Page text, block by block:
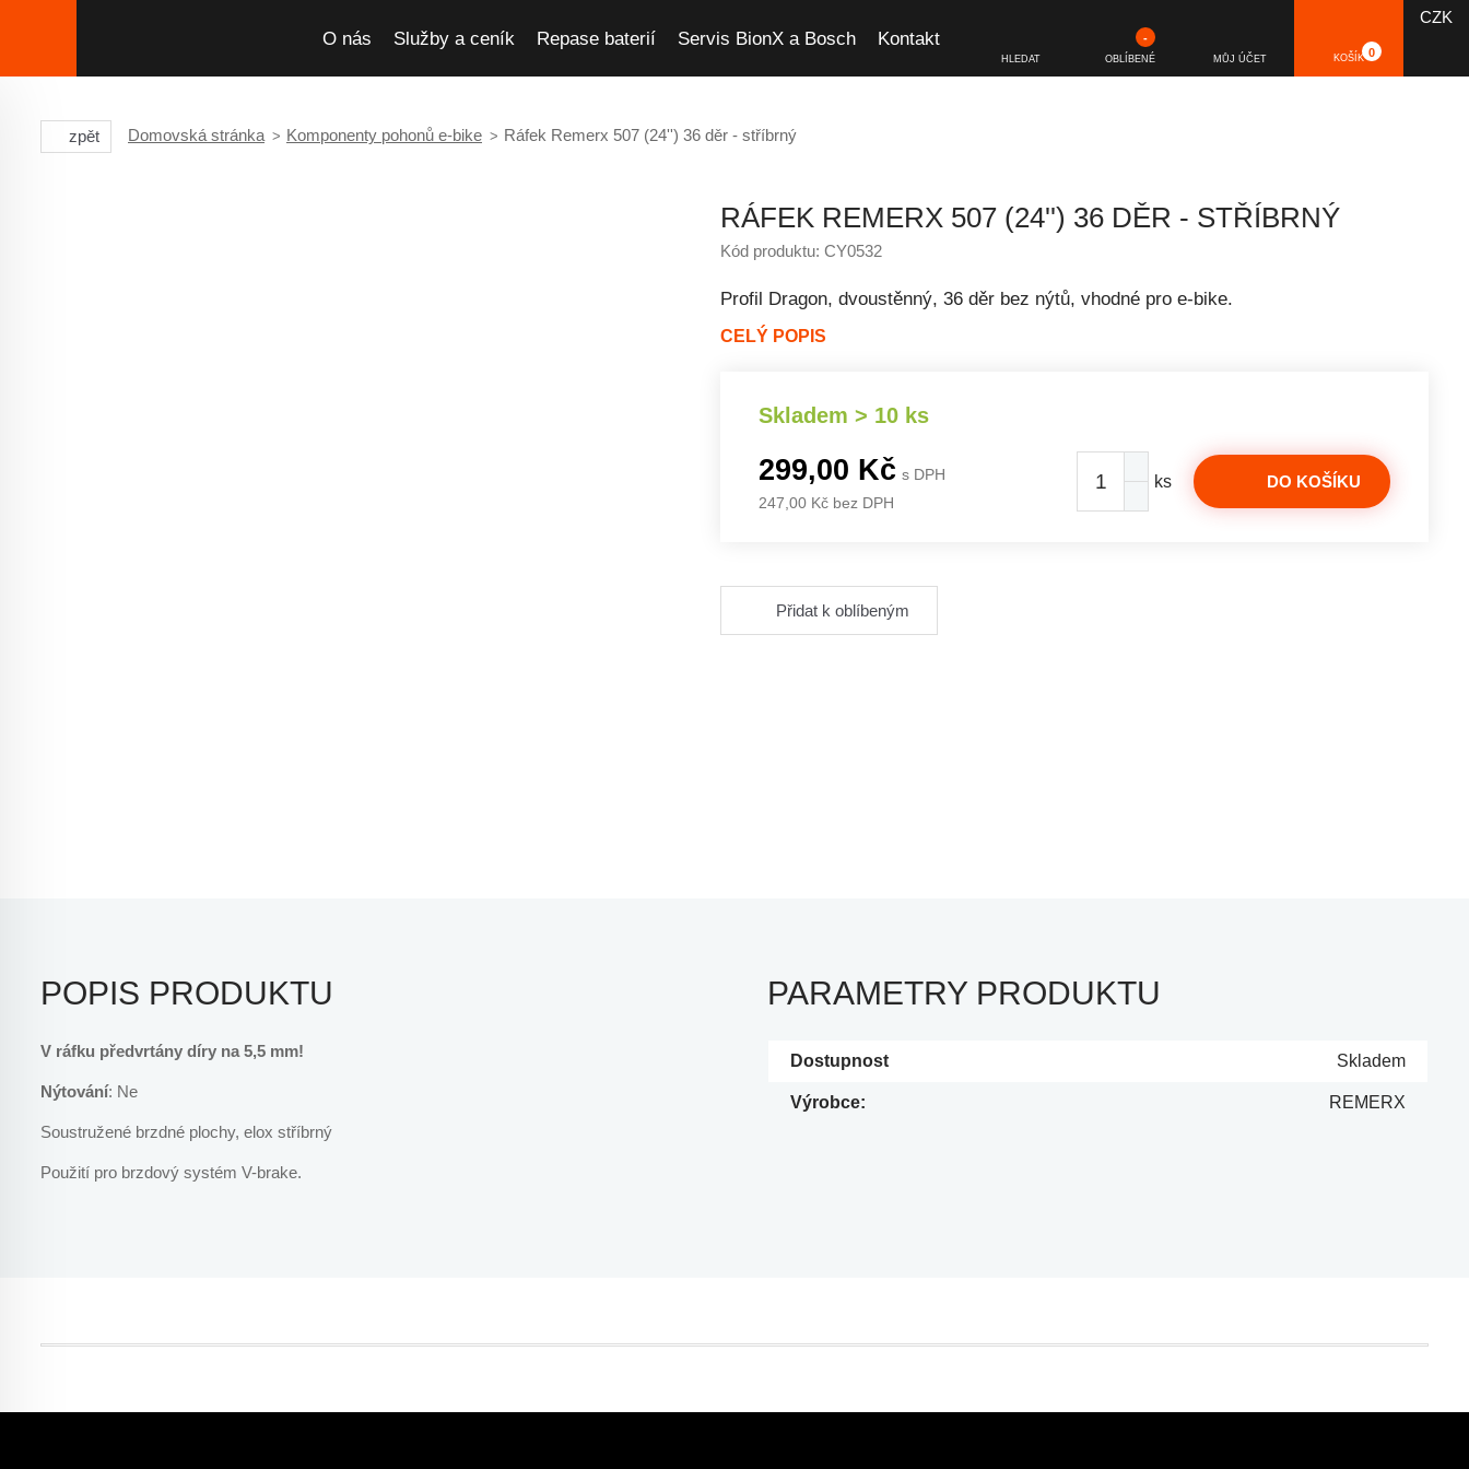
O nás Služby a ceník Repase baterií Servis BionX a Bosch Kontakt
HLEDAT OBLÍBENÉ
-
MŮJ ÚČET KOŠÍK 0
CZK
zpět Domovská stránka Komponenty pohonů e-bike Ráfek Remerx 507 (24'') 36 děr - stříbrný
RÁFEK REMERX 507 (24'') 36 DĚR - STŘÍBRNÝ
Kód produktu: CY0532
Profil Dragon, dvoustěnný, 36 děr bez nýtů, vhodné pro e-bike.
CELÝ POPIS
Skladem > 10 ks
299,00 Kč s DPH
247,00 Kč bez DPH
ks DO KOŠÍKU
Přidat k oblíbeným
POPIS PRODUKTU
V ráfku předvrtány díry na 5,5 mm!
Nýtování: Ne
Soustružené brzdné plochy, elox stříbrný
Použití pro brzdový systém V-brake.
PARAMETRY PRODUKTU
Dostupnost Skladem
Výrobce: REMERX